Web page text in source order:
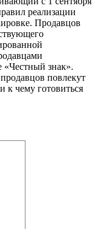
реализации
Продавцов
«Честный знак».
повлекут
к чему готовиться